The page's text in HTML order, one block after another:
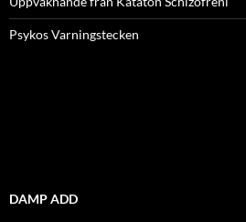
Psykos Varningstecken
DAMP ADD